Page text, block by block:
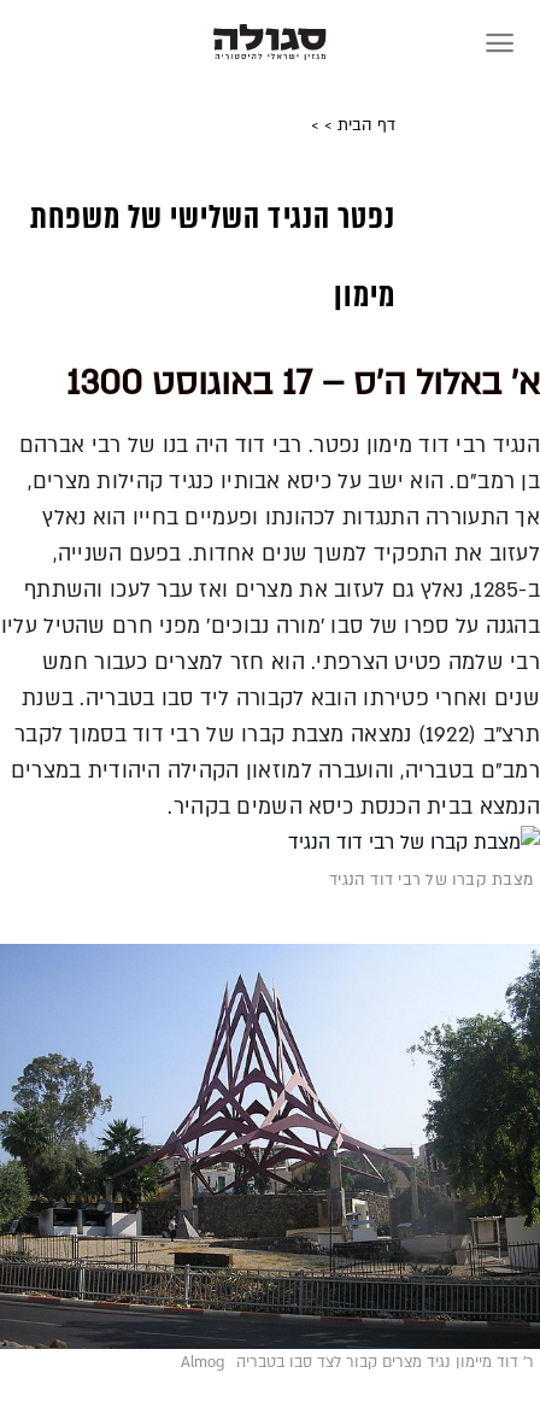
דף הבית >
>
נפטר הנגיד השלישי של משפחת
מימון
א' באלול ה'ס – 17 באוגוסט 1300
הנגיד רבי דוד מימון נפטר. רבי דוד היה בנו של רבי אברהם
בן רמב"ם. הוא ישב על כיסא אבותיו כנגיד קהילות מצרים,
אך התעוררה התנגדות לכהונתו ופעמיים בחייו הוא נאלץ
לעזוב את התפקיד למשך שנים אחדות. בפעם השנייה,
ב-1285, נאלץ גם לעזוב את מצרים ואז עבר לעכו והשתתף
בהגנה על ספרו של סבו 'מורה נבוכים' מפני חרם שהטיל עליו
רבי שלמה פטיט הצרפתי. הוא חזר למצרים כעבור חמש
שנים ואחרי פטירתו הובא לקבורה ליד סבו בטבריה. בשנת
תרצ"ב (1922) נמצאה מצבת קברו של רבי דוד בסמוך לקבר
רמב"ם בטבריה, והועברה למוזאון הקהילה היהודית במצרים
הנמצא בבית הכנסת כיסא השמים בקהיר.
מצבת קברו של רבי דוד הנגיד
ר' דוד מיימון נגיד מצרים קבור לצד סבו בטבריה Almog